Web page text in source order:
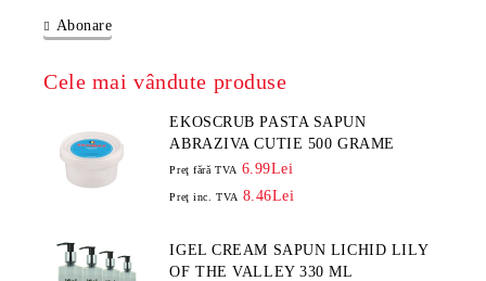
Abonare
Cele mai vândute produse
EKOSCRUB PASTA SAPUN
ABRAZIVA CUTIE 500 GRAME
Preţ fără TVA 6.99Lei
Preţ inc. TVA 8.46Lei
IGEL CREAM SAPUN LICHID LILY
OF THE VALLEY 330 ML